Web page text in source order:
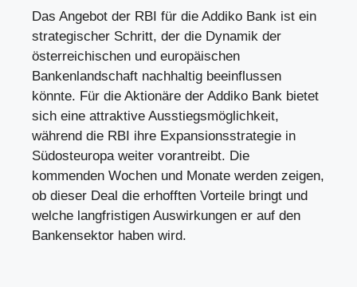
Das Angebot der RBI für die Addiko Bank ist ein
strategischer Schritt, der die Dynamik der
österreichischen und europäischen
Bankenlandschaft nachhaltig beeinflussen
könnte. Für die Aktionäre der Addiko Bank bietet
sich eine attraktive Ausstiegsmöglichkeit,
während die RBI ihre Expansionsstrategie in
Südosteuropa weiter vorantreibt. Die
kommenden Wochen und Monate werden zeigen,
ob dieser Deal die erhofften Vorteile bringt und
welche langfristigen Auswirkungen er auf den
Bankensektor haben wird.